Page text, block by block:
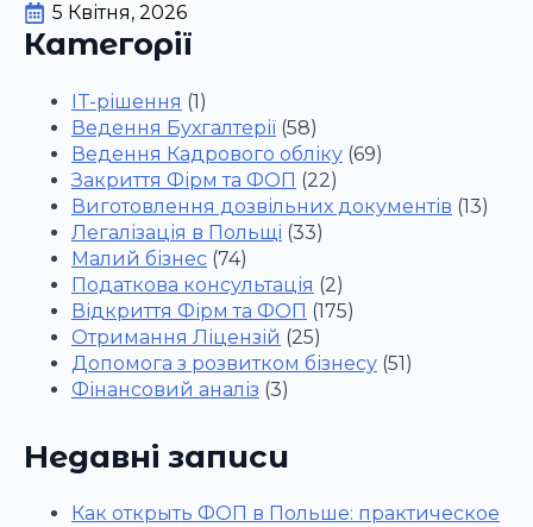
5 Квітня, 2026
Категорії
IT-рішення (1)
Ведення Бухгалтерії (58)
Ведення Кадрового обліку (69)
Закриття Фірм та ФОП (22)
Виготовлення дозвільних документів (13)
Легалізація в Польщі (33)
Малий бізнес (74)
Податкова консультація (2)
Відкриття Фірм та ФОП (175)
Отримання Ліцензій (25)
Допомога з розвитком бізнесу (51)
Фінансовий аналіз (3)
Недавні записи
Как открыть ФОП в Польше: практическое